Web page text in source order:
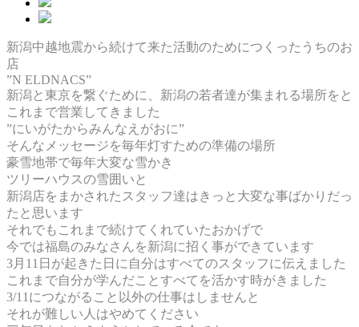
新潟中越地震から続けて来た活動のためにつくったうちのお
店
”N ELDNACS”
新潟と東京を繋ぐために、新潟の若者達が集まれる場所をと
これまで営業してきました
”にいがたからみんなえがおに”
そんなメッセージを毎年灯すための準備の場所
豪雪地帯で毎年大変な雪かき
ツリーハウスの雪囲いと
新潟店をまかされたスタッフ達はきっと大変な事ばかりだっ
たと思います
それでもこれまで続けてくれていたおかげで
今では福島のみなさんを新潟に招く事ができています
3月11日が起きた日に自分はすべてのスタッフに伝えました
これまで自分が学んだことすべてを活かす時がきました
3/11につながること以外の仕事はしませんと
それが難しい人はやめてください